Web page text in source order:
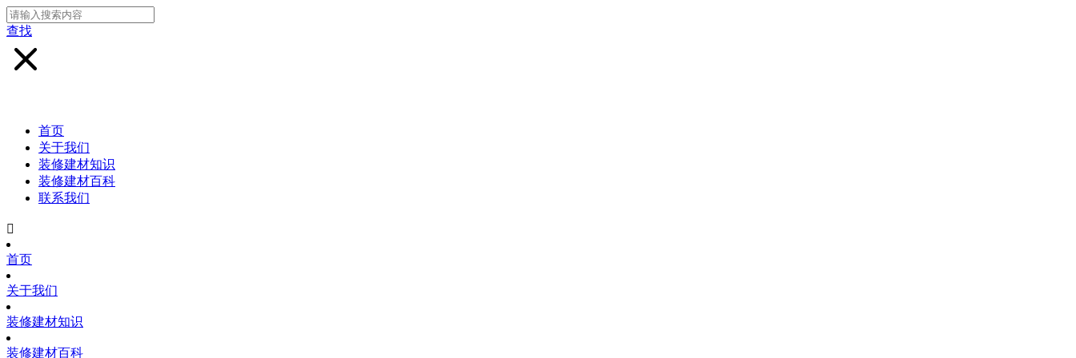
查找
首页
关于我们
装修建材知识
装修建材百科
联系我们

首页
关于我们
装修建材知识
装修建材百科